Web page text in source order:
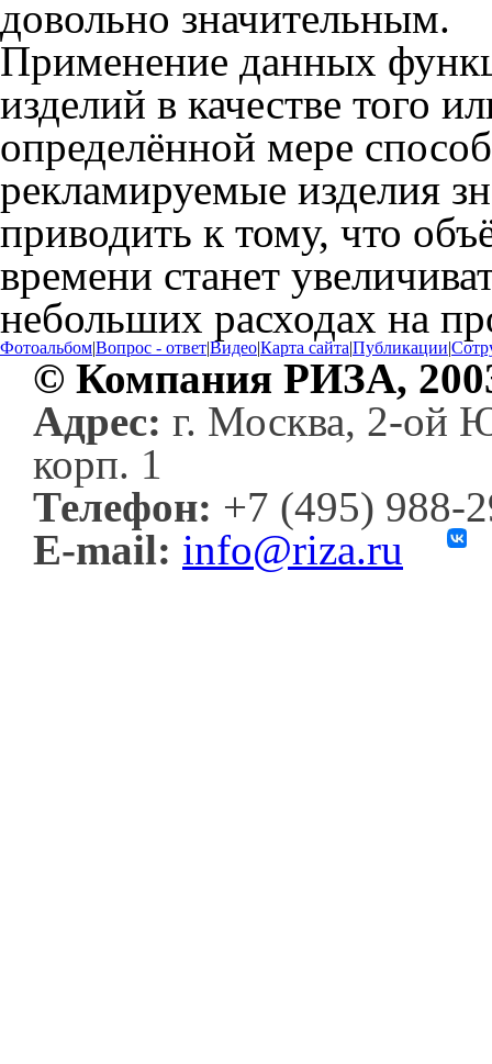
довольно значительным.
Применение данных
изделий в качестве того
определённой мере
рекламируемые изделия
приводить к тому, что
времени станет
небольших расходах на
Фотоальбом|Вопрос - ответ|Видео|Карта сайта|Публикации|
© Компания РИЗА,
Адрес: г. Москва, 2-ой
корп. 1
Телефон: +7 (495) 988-
E-mail: info@riza.ru